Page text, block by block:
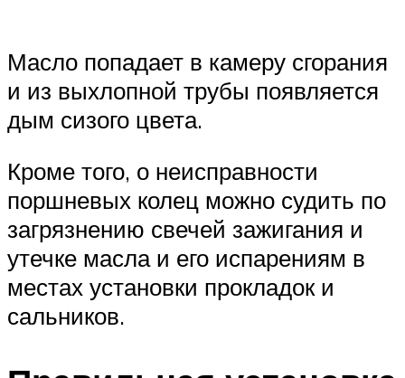
Масло попадает в камеру сгорания
и из выхлопной трубы появляется
дым сизого цвета.
Кроме того, о неисправности
поршневых колец можно судить по
загрязнению свечей зажигания и
утечке масла и его испарениям в
местах установки прокладок и
сальников.